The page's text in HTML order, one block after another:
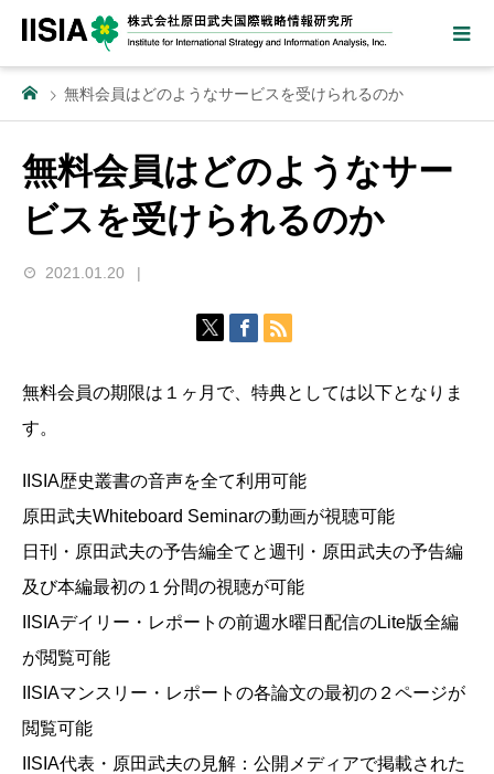
無料会員はどのようなサービスを受けられるのか
無料会員はどのようなサー
ビスを受けられるのか
2021.01.20
無料会員の期限は１ヶ月で、特典としては以下となりま
す。
IISIA歴史叢書の音声を全て利用可能
原田武夫Whiteboard Seminarの動画が視聴可能
日刊・原田武夫の予告編全てと週刊・原田武夫の予告編
及び本編最初の１分間の視聴が可能
IISIAデイリー・レポートの前週水曜日配信のLite版全編
が閲覧可能
IISIAマンスリー・レポートの各論文の最初の２ページが
閲覧可能
IISIA代表・原田武夫の見解：公開メディアで掲載された